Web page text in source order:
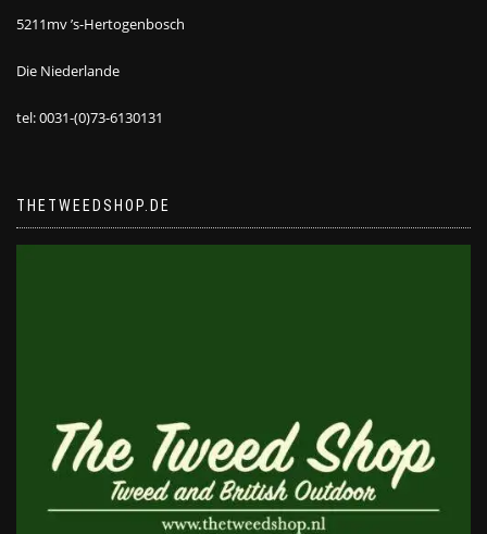
5211mv ’s-Hertogenbosch
Die Niederlande
tel: 0031-(0)73-6130131
THETWEEDSHOP.DE